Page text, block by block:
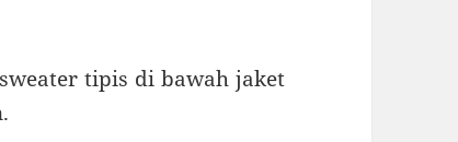
tipis di bawah jaket